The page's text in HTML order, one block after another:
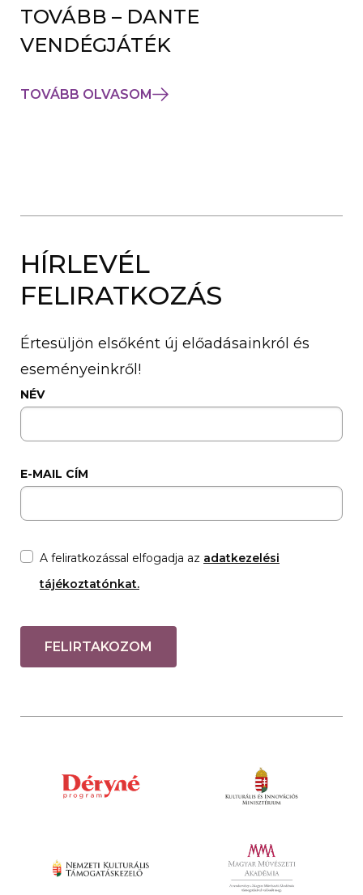
TOVÁBB – DANTE
VENDÉGJÁTÉK
TOVÁBB OLVASOM
HÍRLEVÉL
FELIRATKOZÁS
Értesüljön elsőként új előadásainkról és
eseményeinkről!
NÉV
E-MAIL CÍM
A feliratkozással elfogadja az adatkezelési
tájékoztatónkat.
FELIRTAKOZOM